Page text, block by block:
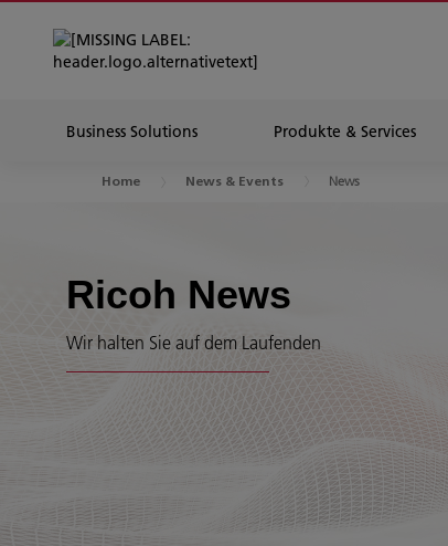
Business Solutions Produkte & Services
Home News & Events News
Ricoh News
Wir halten Sie auf dem Laufenden